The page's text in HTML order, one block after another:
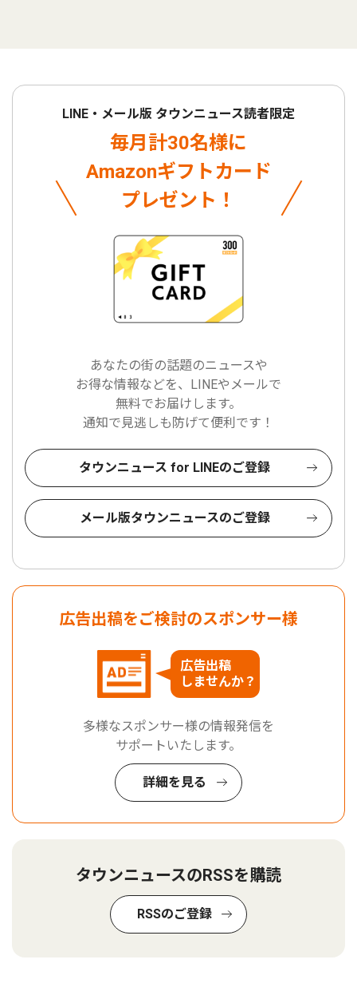
LINE・メール版 タウンニュース読者限定
毎月計30名様に
Amazonギフトカード
プレゼント！
あなたの街の話題のニュースや
お得な情報などを、LINEやメールで
無料でお届けします。
通知で見逃しも防げて便利です！
タウンニュース for LINEのご登録
メール版タウンニュースのご登録
広告出稿をご検討のスポンサー様
広告出稿
しませんか？
多様なスポンサー様の情報発信を
サポートいたします。
詳細を見る
タウンニュースのRSSを購読
RSSのご登録